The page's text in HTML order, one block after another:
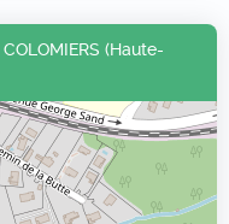
(Haute-